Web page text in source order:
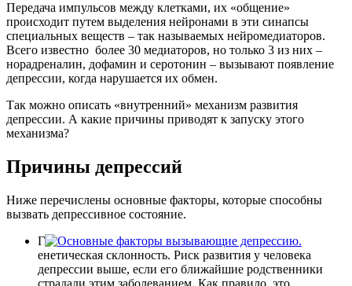
Передача импульсов между клетками, их «общение»
происходит путем выделения нейронами в эти синапсы
специальных веществ – так называемых нейромедиаторов.
Всего известно более 30 медиаторов, но только 3 из них –
норадреналин, дофамин и серотонин – вызывают появление
депрессии, когда нарушается их обмен.
Так можно описать «внутренний» механизм развития
депрессии. А какие причины приводят к запуску этого
механизма?
Причины депрессий
Ниже перечислены основные факторы, которые способны
вызвать депрессивное состояние.
Г
енетическая склонность. Риск развития у человека
депрессии выше, если его ближайшие родственники